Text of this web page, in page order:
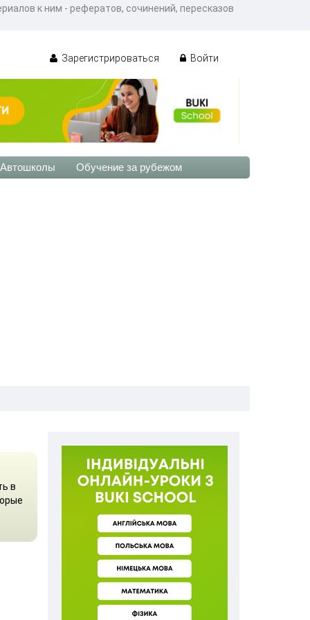
к ним - рефератов, сочинений, пересказов
Зарегистрироваться Войти
Автошколы Обучение за рубежом
в